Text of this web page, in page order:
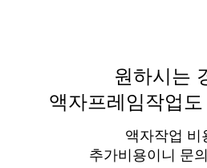
원하시는
액자프레임작업
액자작업 비
추가비용이니 문